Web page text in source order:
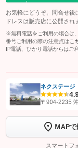
お気軽にどうぞ。問合せ後
ドレスは販売店に公開され
※無料電話をご利用の場合は
番号ご利用の際の注意点は こ
IP電話、ひかり電話からはご
【STEP1】認証画面でグー
トーク画面で
完了してくださ
ネクステー
〒904-2235
MAP
スマートフ